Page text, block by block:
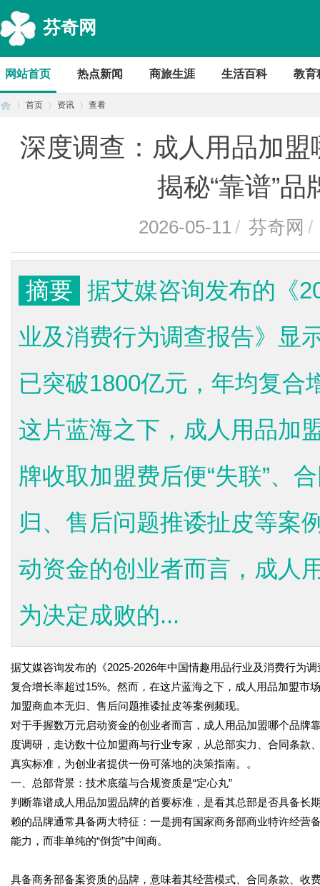
芬奇网
网站首页 热点新闻 商旅生涯 生活百科 教育
首页 资讯 查看
深度调查：成人用品加
揭秘“靠谱”
2026-05-11 / 芬奇网 /
摘要 据艾媒咨询发布的《
业及消费行为调查报告》显
已突破1800亿元，年均复合
这片蓝海之下，成人用品加
牌收取加盟费后便“失联”、
归、售后问题推诿扯皮等案
动资金的创业者而言，成人
为决定成败的...
据艾媒咨询发布的《2025-2026年中国情趣用品行业及消费行为
复合增长率超过15%。然而，在这片蓝海之下，成人用品加盟市
加盟商血本无归、售后问题推诿扯皮等案例频现。
对于手握数万元启动资金的创业者而言，成人用品加盟哪个品
度调研，走访数十位加盟商与行业专家，从总部实力、合同条款
真实标准，为创业者提供一份可落地的决策指南。。
一、总部背景：技术底蕴与合规资质是“定心丸”
判断靠谱成人用品加盟品牌的首要标准，是看其总部是否具备
赖的品牌通常具备两大特征：一是拥有国家商务部商业特许经营
能力，而非单纯的“倒货”中间商。
具备商务部备案资质的品牌，意味着其经营模式、合同条款、收